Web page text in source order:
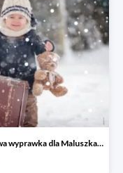
Zimowa wyprawka dla Maluszka na Allegro do -40%